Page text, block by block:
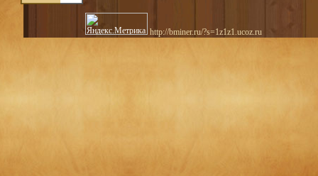
http://bminer.ru/?s=1z1z1.ucoz.ru